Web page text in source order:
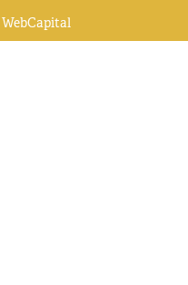
WebCapital